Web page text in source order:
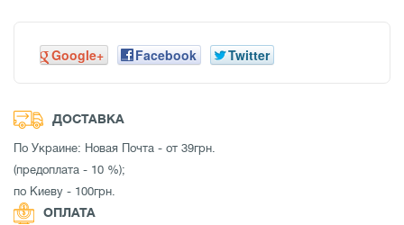
Google+ Facebook Twitter
ДОСТАВКА
По Украине: Новая Почта - от 39грн.
(предоплата - 10 %);
по Киеву - 100грн.
ОПЛАТА